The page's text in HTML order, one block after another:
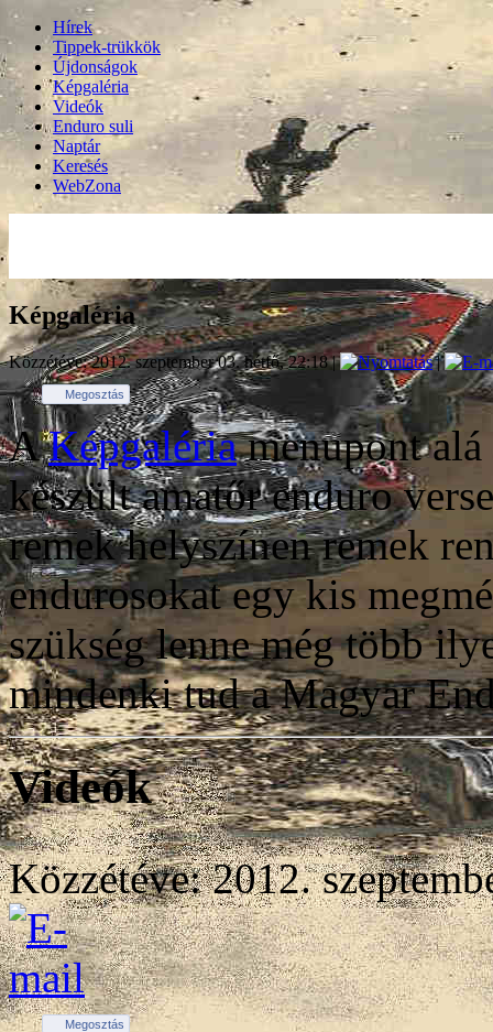
Hírek
Tippek-trükkök
Újdonságok
Képgaléria
Videók
Enduro suli
Naptár
Keresés
WebZona
Képgaléria
Közzétéve: 2012. szeptember 03. hétfő, 22:18| |
Megosztás
AKépgalériamenupont
készült amatőr enduro
remek helyszínen remek
endurosokat egy kis
szükség lenne még több
mindenki tud a Magyar
Videók
Közzétéve: 2012.
Megosztás